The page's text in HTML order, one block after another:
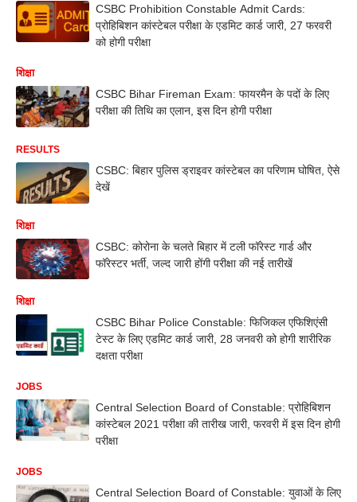
​CSBC Prohibition Constable Admit Cards:
प्रोहिबिशन कांस्टेबल परीक्षा के एडमिट कार्ड जारी, 27 फरवरी
को होगी परीक्षा
शिक्षा
CSBC Bihar Fireman Exam: फायरमैन के पदों के लिए
परीक्षा की तिथि का एलान, इस दिन होगी परीक्षा
RESULTS
CSBC: बिहार पुलिस ड्राइवर कांस्टेबल का परिणाम घोषित, ऐसे
देखें
शिक्षा
CSBC: कोरोना के चलते बिहार में टली फॉरेस्ट गार्ड और
फॉरेस्टर भर्ती, जल्द जारी होंगी परीक्षा की नई तारीखें
शिक्षा
​​CSBC Bihar Police Constable​: ​फिजिकल एफिशिएंसी
टेस्ट के लिए एडमिट कार्ड जारी, 28 जनवरी को होगी शारीरिक
दक्षता परीक्षा
JOBS
​Central Selection Board of Constable: प्रोहिबिशन
कांस्टेबल 2021 परीक्षा की तारीख जारी, फरवरी में इस दिन होगी
परीक्षा
JOBS
Central Selection Board of Constable: युवाओं के लिए